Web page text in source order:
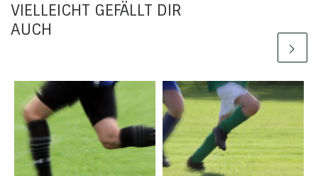
VIELLEICHT GEFÄLLT DIR
AUCH